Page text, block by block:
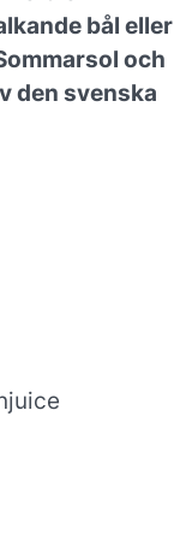
bål eller
och
den svenska